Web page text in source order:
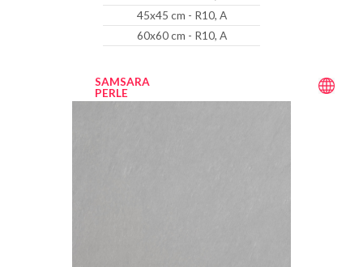
45x45 cm - R10, A
60x60 cm - R10, A
SAMSARA
PERLE